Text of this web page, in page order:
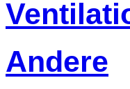
Andere